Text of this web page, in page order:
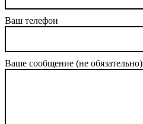
Ваш телефон
Ваше сообщение (не обязательно)